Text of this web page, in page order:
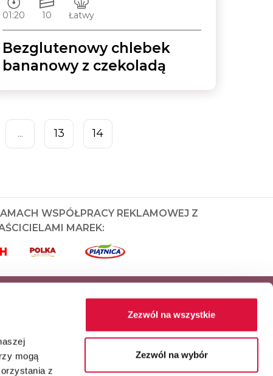
mogą
z
Zezwól na wszystkie
Zezwól na wybór
01:20
10
Łatwy
Bezglutenowy chlebek
bananowy z czekoladą
... 13 14
WSPÓŁPRACY REKLAMOWEJ Z
MAREK: